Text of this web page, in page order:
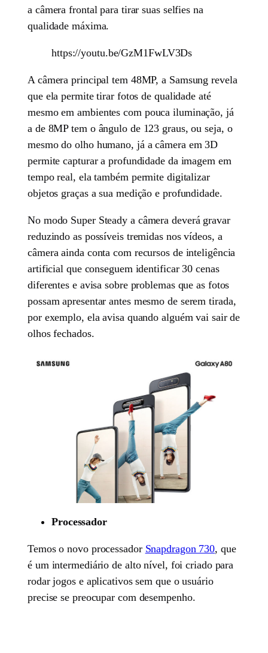
a câmera frontal para tirar suas selfies na
qualidade máxima.
https://youtu.be/GzM1FwLV3Ds
A câmera principal tem 48MP, a Samsung revela
que ela permite tirar fotos de qualidade até
mesmo em ambientes com pouca iluminação, já
a de 8MP tem o ângulo de 123 graus, ou seja, o
mesmo do olho humano, já a câmera em 3D
permite capturar a profundidade da imagem em
tempo real, ela também permite digitalizar
objetos graças a sua medição e profundidade.
No modo Super Steady a câmera deverá gravar
reduzindo as possíveis tremidas nos vídeos, a
câmera ainda conta com recursos de inteligência
artificial que conseguem identificar 30 cenas
diferentes e avisa sobre problemas que as fotos
possam apresentar antes mesmo de serem tirada,
por exemplo, ela avisa quando alguém vai sair de
olhos fechados.
Processador
Temos o novo processador Snapdragon 730, que
é um intermediário de alto nível, foi criado para
rodar jogos e aplicativos sem que o usuário
precise se preocupar com desempenho.